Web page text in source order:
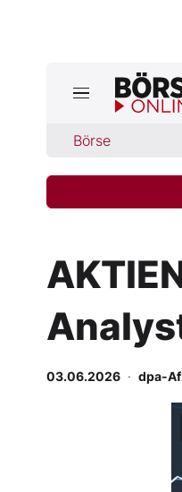
Börse
Jetzt a
Finanz-
Abo &
BO-
Mein
03.06.2026 · dpa-